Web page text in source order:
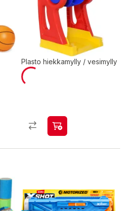
Plasto hiekkamylly / vesimylly